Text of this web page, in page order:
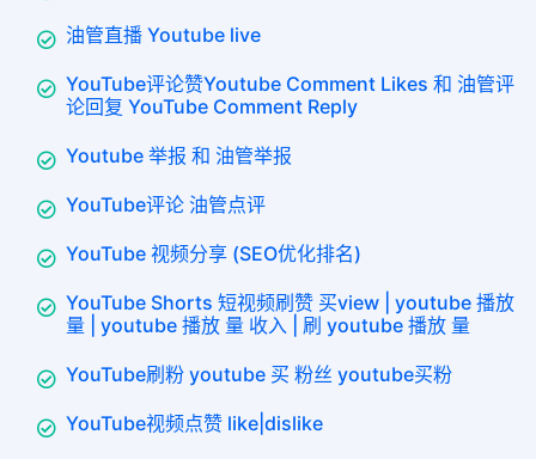
油管直播 Youtube live
YouTube评论赞Youtube Comment Likes 和 油管评
论回复 YouTube Comment Reply
Youtube 举报 和 油管举报
YouTube评论 油管点评
YouTube 视频分享 (SEO优化排名)
YouTube Shorts 短视频刷赞 买view | youtube 播放
量 | youtube 播放 量 收入 | 刷 youtube 播放 量
YouTube刷粉 youtube 买 粉丝 youtube买粉
YouTube视频点赞 like|dislike